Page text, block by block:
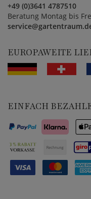
+49 (0)3641 4787510
Beratung Montag bis
EUROPAWEITE
EINFACH